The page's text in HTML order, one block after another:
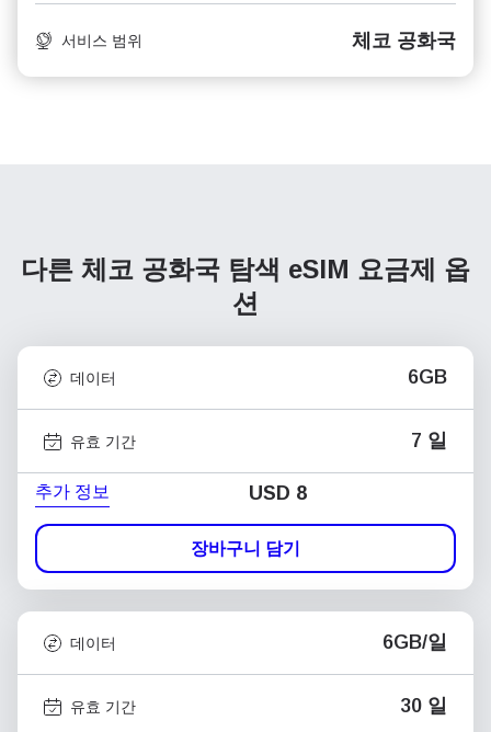
서비스 범위 체코 공화국
다른 체코 공화국 탐색 eSIM 요금제 옵
션
데이터 6GB
유효 기간 7 일
추가 정보 USD 8
장바구니 담기
데이터 6GB/일
유효 기간 30 일